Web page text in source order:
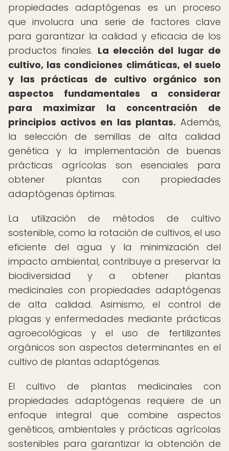
propiedades adaptógenas es un proceso
que involucra una serie de factores clave
para garantizar la calidad y eficacia de los
productos finales. La elección del lugar de
cultivo, las condiciones climáticas, el suelo
y las prácticas de cultivo orgánico son
aspectos fundamentales a considerar
para maximizar la concentración de
principios activos en las plantas. Además,
la selección de semillas de alta calidad
genética y la implementación de buenas
prácticas agrícolas son esenciales para
obtener plantas con propiedades
adaptógenas óptimas.
La utilización de métodos de cultivo
sostenible, como la rotación de cultivos, el uso
eficiente del agua y la minimización del
impacto ambiental, contribuye a preservar la
biodiversidad y a obtener plantas
medicinales con propiedades adaptógenas
de alta calidad. Asimismo, el control de
plagas y enfermedades mediante prácticas
agroecológicas y el uso de fertilizantes
orgánicos son aspectos determinantes en el
cultivo de plantas adaptógenas.
El cultivo de plantas medicinales con
propiedades adaptógenas requiere de un
enfoque integral que combine aspectos
genéticos, ambientales y prácticas agrícolas
sostenibles para garantizar la obtención de